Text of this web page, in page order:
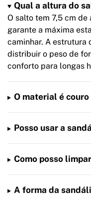
Qual a altura do
O salto tem 7,5 cm
garante a máxima
caminhar. A estrutura
distribuir o peso de
conforto para longas
O material é
Posso usar a
Como posso
A forma da